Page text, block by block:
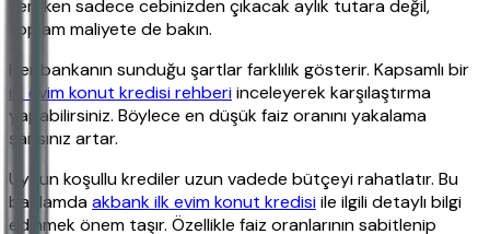
verirken sadece cebinizden çıkacak aylık tutara değil,
toplam maliyete de bakın.
Her bankanın sunduğu şartlar farklılık gösterir. Kapsamlı bir
ilk evim konut kredisi rehberiinceleyerek karşılaştırma
yapabilirsiniz. Böylece en düşük faiz oranını yakalama
şansınız artar.
Uygun koşullu krediler uzun vadede bütçeyi rahatlatır. Bu
bağlamdaakbank ilk evim konut kredisiile ilgili detaylı bilgi
edinmek önem taşır. Özellikle faiz oranlarının sabitlenip